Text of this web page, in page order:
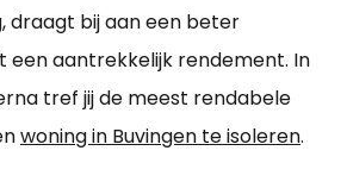
draagt bij aan een beter
een aantrekkelijk rendement. In
tref jij de meest rendabele
woning in Buvingen te isoleren.